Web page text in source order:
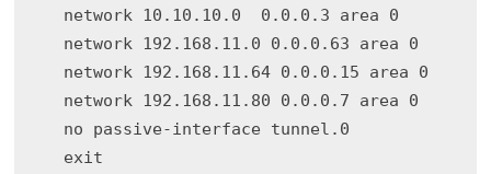
    network 10.10.10.0  0.0.0.3 area 0
    network 192.168.11.0 0.0.0.63 area 0
    network 192.168.11.64 0.0.0.15 area 0
    network 192.168.11.80 0.0.0.7 area 0
    no passive-interface tunnel.0
    exit